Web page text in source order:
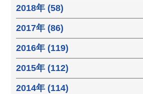
2018年 (58)
2017年 (86)
2016年 (119)
2015年 (112)
2014年 (114)